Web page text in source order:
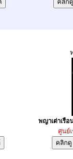
พญาเต่าเรือ
ศูนย์